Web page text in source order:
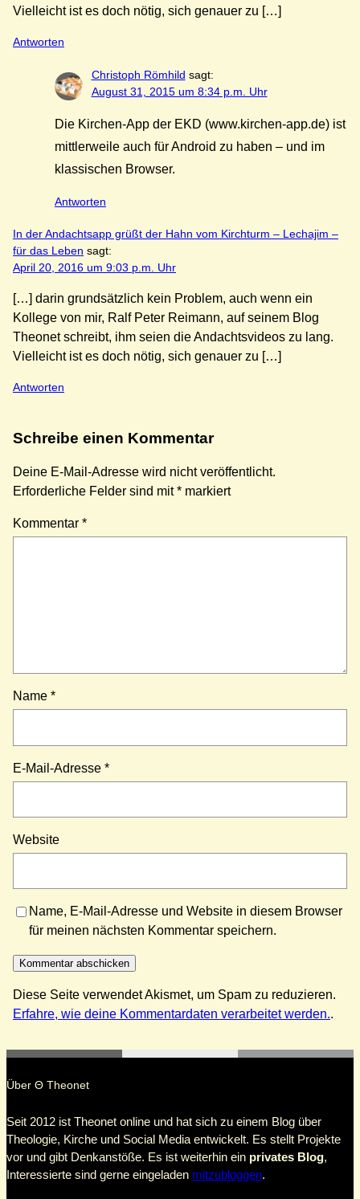
Vielleicht ist es doch nötig, sich genauer zu […]
Antworten
Christoph Römhild sagt:
August 31, 2015 um 8:34 p.m. Uhr
Die Kirchen-App der EKD (www.kirchen-app.de) ist
mittlerweile auch für Android zu haben – und im
klassischen Browser.
Antworten
In der Andachtsapp grüßt der Hahn vom Kirchturm – Lechajim –
für das Leben sagt:
April 20, 2016 um 9:03 p.m. Uhr
[…] darin grundsätzlich kein Problem, auch wenn ein
Kollege von mir, Ralf Peter Reimann, auf seinem Blog
Theonet schreibt, ihm seien die Andachtsvideos zu lang.
Vielleicht ist es doch nötig, sich genauer zu […]
Antworten
Schreibe einen Kommentar
Deine E-Mail-Adresse wird nicht veröffentlicht.
Erforderliche Felder sind mit* markiert
Kommentar *
Name *
E-Mail-Adresse *
Website
Name, E-Mail-Adresse und Website in diesem Browser
für meinen nächsten Kommentar speichern.
Diese Seite verwendet Akismet, um Spam zu reduzieren.
Erfahre, wie deine Kommentardaten verarbeitet werden..
Über Θ Theonet
Seit 2012 ist Theonet online und hat sich zu einem Blog über
Theologie, Kirche und Social Media entwickelt. Es stellt Projekte
vor und gibt Denkanstöße. Es ist weiterhin ein privates Blog,
Interessierte sind gerne eingeladen mitzubloggen.